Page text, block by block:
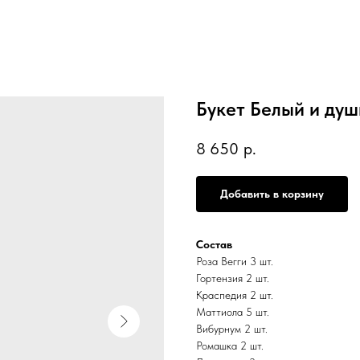
Букет Белый и
8 650 р.
Добавить в корзину
Состав
Роза Вегги 3 шт.
Гортензия 2 шт.
Краспедия 2 шт.
Маттиола 5 шт.
Вибурнум 2 шт.
Ромашка 2 шт.